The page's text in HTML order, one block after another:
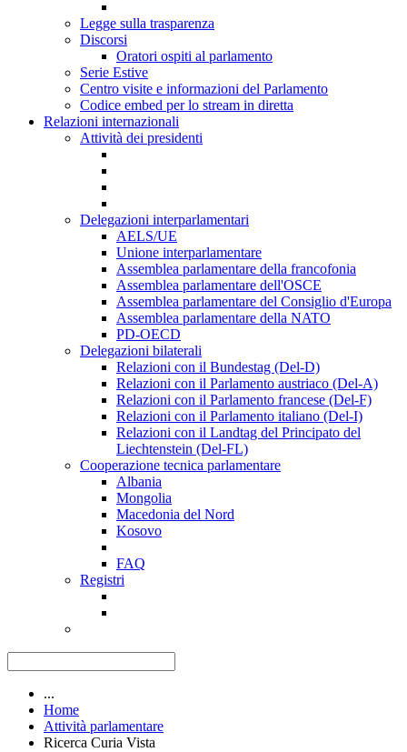
Legge sulla trasparenza
Discorsi
Oratori ospiti al parlamento
Serie Estive
Centro visite e informazioni del Parlamento
Codice embed per lo stream in diretta
Relazioni internazionali
Attività dei presidenti
Delegazioni interparlamentari
AELS/UE
Unione interparlamentare
Assemblea parlamentare della francofonia
Assemblea parlamentare dell'OSCE
Assemblea parlamentare del Consiglio d'Europa
Assemblea parlamentare della NATO
PD-OECD
Delegazioni bilaterali
Relazioni con il Bundestag (Del-D)
Relazioni con il Parlamento austriaco (Del-A)
Relazioni con il Parlamento francese (Del-F)
Relazioni con il Parlamento italiano (Del-I)
Relazioni con il Landtag del Principato del
Liechtenstein (Del-FL)
Cooperazione tecnica parlamentare
Albania
Mongolia
Macedonia del Nord
Kosovo
FAQ
Registri
...
Home
Attività parlamentare
Ricerca Curia Vista